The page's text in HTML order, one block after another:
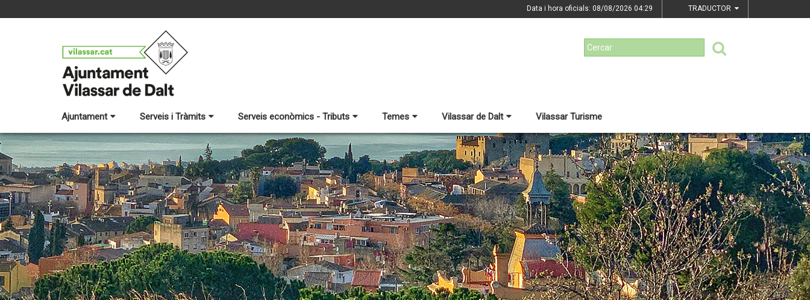
Data i hora oficials: 08/08/2026 04:29 TRADUCTOR
Ajuntament Serveis i Tràmits Serveis econòmics - Tributs Temes Vilassar de Dalt Vilassar Turisme